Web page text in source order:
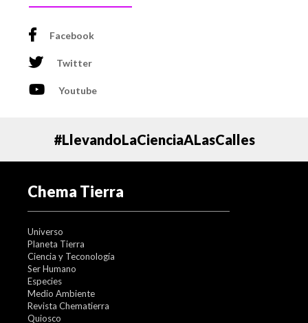
Facebook
Twitter
Youtube
#LlevandoLaCienciaALasCalles
Chema Tierra
Universo
Planeta Tierra
Ciencia y Teconología
Ser Humano
Especies
Medio Ambiente
Revista Chematierra
Quiosco